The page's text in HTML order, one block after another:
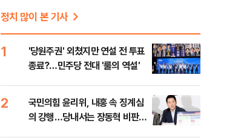
정치 많이 본 기사
1
'당원주권' 외쳤지만 연설 전 투표
종료?…민주당 전대 '룰의 역설'
2
국민의힘 윤리위, 내홍 속 징계심
의 강행…당내서는 장동혁 비판